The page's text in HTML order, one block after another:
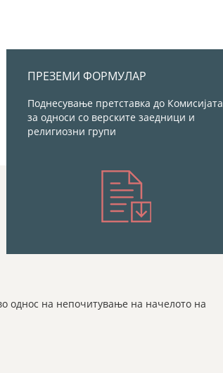
однос на непочитување на начелото на
ПРЕЗЕМИ ФОРМУЛАР
Поднесување претставка до Комисијата
за односи со верските заедници и
религиозни групи